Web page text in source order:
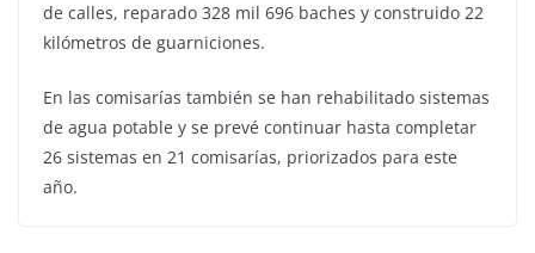
de calles, reparado 328 mil 696 baches y construido 22
kilómetros de guarniciones.
En las comisarías también se han rehabilitado sistemas
de agua potable y se prevé continuar hasta completar
26 sistemas en 21 comisarías, priorizados para este
año.